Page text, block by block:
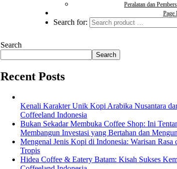
Peralatan dan
Page
Search for:
Search
Search
Recent Posts
Kenali Karakter Unik Kopi Arabika Nusantara
Coffeeland Indonesia
Bukan Sekadar Membuka Coffee Shop: Ini
Membangun Investasi yang Bertahan dan
Mengenal Jenis Kopi di Indonesia: Warisan Rasa
Tropis
Hidea Coffee & Eatery Batam: Kisah Sukses